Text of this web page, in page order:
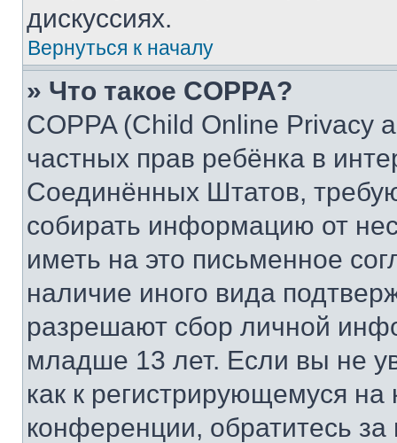
дискуссиях.
Вернуться к началу
» Что такое COPPA?
COPPA (Child Online Privacy
частных прав ребёнка в
Соединённых Штатов,
собирать информацию от
иметь на это письменное
наличие иного вида
разрешают сбор личной
младше 13 лет. Если вы не
как к регистрирующемуся
конференции, обратитесь